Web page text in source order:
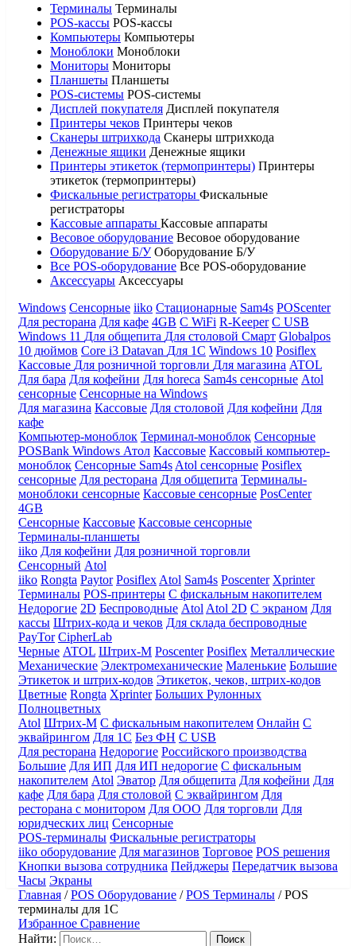
Терминалы Терминалы
POS-кассы POS-кассы
Компьютеры Компьютеры
Моноблоки Моноблоки
Мониторы Мониторы
Планшеты Планшеты
POS-системы POS-системы
Дисплей покупателя Дисплей покупателя
Принтеры чеков Принтеры чеков
Сканеры штрихкода Сканеры штрихкода
Денежные ящики Денежные ящики
Принтеры этикеток (термопринтеры) Принтеры
этикеток (термопринтеры)
Фискальные регистраторы Фискальные
регистраторы
Кассовые аппараты Кассовые аппараты
Весовое оборудование Весовое оборудование
Оборудование Б/У Оборудование Б/У
Все POS-оборудование Все POS-оборудование
Аксессуары Аксессуары
Windows Сенсорные iiko Стационарные Sam4s POScenter
Для ресторана Для кафе 4GB С WiFi R-Keeper С USB
Windows 11 Для общепита Для столовой Смарт Globalpos
10 дюймов Core i3 Datavan Для 1С Windows 10 Posiflex
Кассовые Для розничной торговли Для магазина ATOL
Для бара Для кофейни Для horeca Sam4s сенсорные Atol
сенсорные Сенсорные на Windows
Для магазина Кассовые Для столовой Для кофейни Для
кафе
Компьютер-моноблок Терминал-моноблок Сенсорные
POSBank Windows Атол Кассовые Кассовый компьютер-
моноблок Сенсорные Sam4s Atol сенсорные Posiflex
сенсорные Для ресторана Для общепита Терминалы-
моноблоки сенсорные Кассовые сенсорные PosCenter
4GB
Сенсорные Кассовые Кассовые сенсорные
Терминалы-планшеты
iiko Для кофейни Для розничной торговли
Сенсорный Atol
iiko Rongta Paytor Posiflex Atol Sam4s Poscenter Xprinter
Терминалы POS-принтеры С фискальным накопителем
Недорогие 2D Беспроводные Atol Atol 2D С экраном Для
кассы Штрих-кода и чеков Для склада беспроводные
PayTor CipherLab
Черные ATOL Штрих-М Poscenter Posiflex Металлические
Механические Электромеханические Маленькие Большие
Этикеток и штрих-кодов Этикеток, чеков, штрих-кодов
Цветные Rongta Xprinter Больших Рулонных
Полноцветных
Atol Штрих-М С фискальным накопителем Онлайн С
эквайрингом Для 1С Без ФН С USB
Для ресторана Недорогие Российского производства
Большие Для ИП Для ИП недорогие С фискальным
накопителем Atol Эватор Для общепита Для кофейни Для
кафе Для бара Для столовой С эквайрингом Для
ресторана с монитором Для ООО Для торговли Для
юридческих лиц Сенсорные
POS-терминалы Фискальные регистраторы
iiko оборудование Для магазинов Торговое POS решения
Кнопки вызова сотрудника Пейджеры Передатчик вызова
Часы Экраны
Главная /POS Оборудование /POS Терминалы /POS
терминалы для 1С
Избранное Сравнение
Найти: